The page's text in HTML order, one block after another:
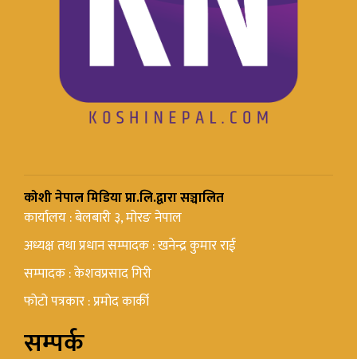
कोशी नेपाल मिडिया प्रा.लि.द्वारा सञ्चालित
कार्यालय : बेलबारी ३, मोरङ नेपाल
अध्यक्ष तथा प्रधान सम्पादक : खनेन्द्र कुमार राई
सम्पादक : केशवप्रसाद गिरी
फोटो पत्रकार : प्रमोद कार्की
सम्पर्क